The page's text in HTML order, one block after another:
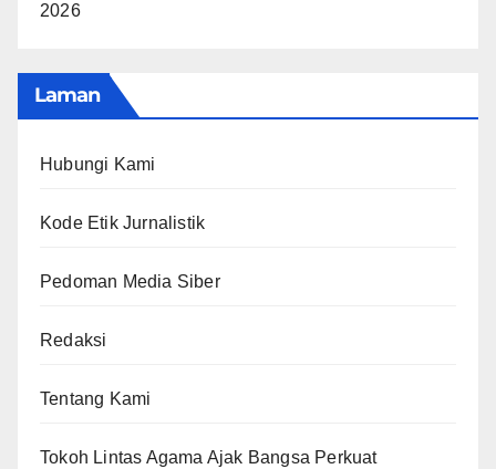
2026
Laman
Hubungi Kami
Kode Etik Jurnalistik
Pedoman Media Siber
Redaksi
Tentang Kami
Tokoh Lintas Agama Ajak Bangsa Perkuat